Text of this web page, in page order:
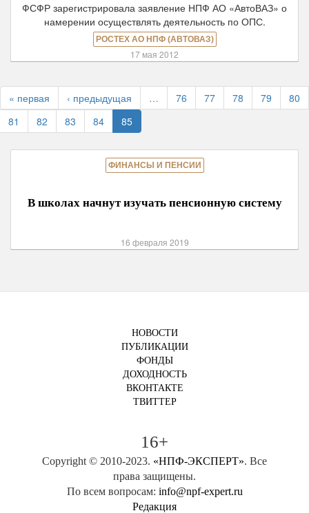
ФСФР зарегистрировала заявление НПФ АО «АвтоВАЗ» о
намерении осуществлять деятельность по ОПС.
РОСТЕХ АО НПФ (АВТОВАЗ)
17 мая 2012
« первая ‹ предыдущая … 76 77 78 79
80
81
82 83 84 85
ФИНАНСЫ И ПЕНСИИ
В школах начнут изучать пенсионную систему
16 февраля 2019
НОВОСТИ
ПУБЛИКАЦИИ
ФОНДЫ
ДОХОДНОСТЬ
ВКОНТАКТЕ
ТВИТТЕР
16+
Copyright © 2010-2023. «НПФ-ЭКСПЕРТ». Все
права защищены.
По всем вопросам: info@npf-expert.ru
Редакция